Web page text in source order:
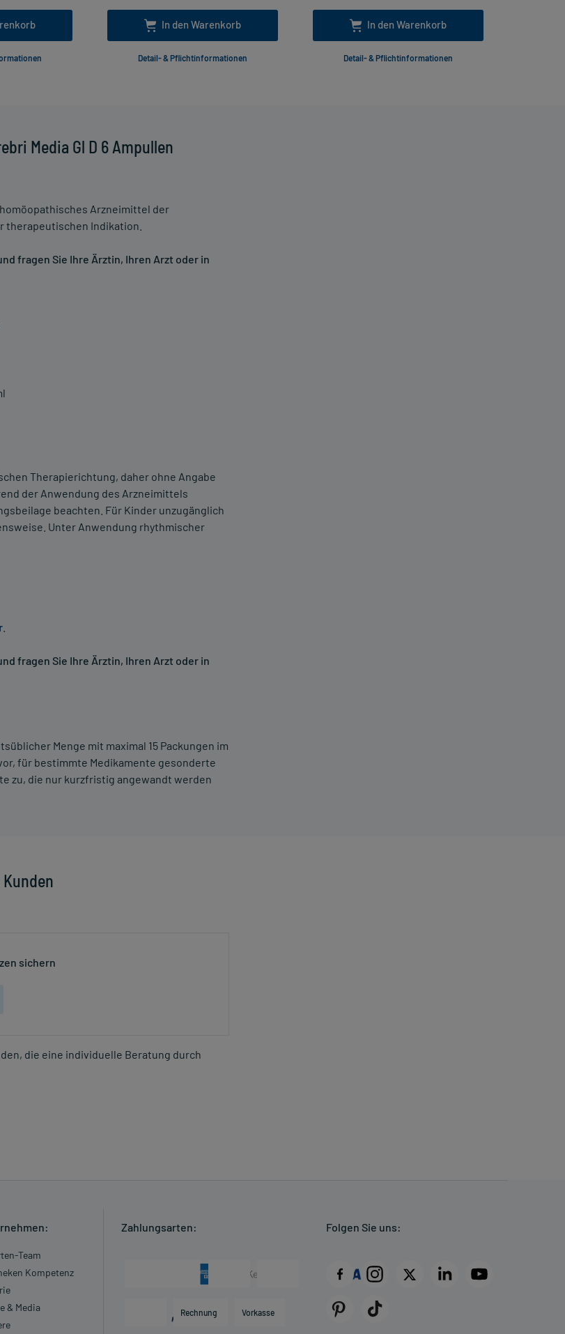
Media Gl D 6 Ampullen
Arzneimittel der
therapeutischen Indikation.
fragen Sie Ihre Ärztin, Ihren Arzt oder in
Therapierichtung, daher ohne Angabe
der Anwendung des Arzneimittels
beachten. Für Kinder unzugänglich
Unter Anwendung rhythmischer
fragen Sie Ihre Ärztin, Ihren Arzt oder in
Menge mit maximal 15 Packungen im
für bestimmte Medikamente gesonderte
zu, die nur kurzfristig angewandt werden
sichern
die eine individuelle Beratung durch
In den Warenkorb
Detail- & Pflichtinformationen
In den Warenkorb
Detail- & Pflichtinformationen
Team
Kompetenz
& Media
Zahlungsarten:
Rechnung Vorkasse
Folgen Sie uns: